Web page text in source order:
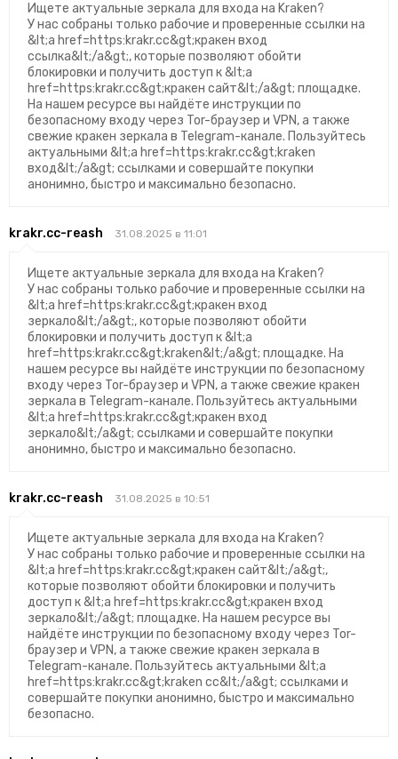
Ищете актуальные зеркала для входа на Kraken?
У нас собраны только рабочие и проверенные ссылки на
&lt;a href=https:krakr.cc&gt;кракен вход
ссылка&lt;/a&gt;, которые позволяют обойти
блокировки и получить доступ к &lt;a
href=https:krakr.cc&gt;кракен сайт&lt;/a&gt; площадке.
На нашем ресурсе вы найдёте инструкции по
безопасному входу через Tor-браузер и VPN, а также
свежие кракен зеркала в Telegram-канале. Пользуйтесь
актуальными &lt;a href=https:krakr.cc&gt;kraken
вход&lt;/a&gt; ссылками и совершайте покупки
анонимно, быстро и максимально безопасно.
krakr.cc-reash 31.08.2025 в 11:01
Ищете актуальные зеркала для входа на Kraken?
У нас собраны только рабочие и проверенные ссылки на
&lt;a href=https:krakr.cc&gt;кракен вход
зеркало&lt;/a&gt;, которые позволяют обойти
блокировки и получить доступ к &lt;a
href=https:krakr.cc&gt;kraken&lt;/a&gt; площадке. На
нашем ресурсе вы найдёте инструкции по безопасному
входу через Tor-браузер и VPN, а также свежие кракен
зеркала в Telegram-канале. Пользуйтесь актуальными
&lt;a href=https:krakr.cc&gt;кракен вход
зеркало&lt;/a&gt; ссылками и совершайте покупки
анонимно, быстро и максимально безопасно.
krakr.cc-reash 31.08.2025 в 10:51
Ищете актуальные зеркала для входа на Kraken?
У нас собраны только рабочие и проверенные ссылки на
&lt;a href=https:krakr.cc&gt;кракен сайт&lt;/a&gt;,
которые позволяют обойти блокировки и получить
доступ к &lt;a href=https:krakr.cc&gt;кракен вход
зеркало&lt;/a&gt; площадке. На нашем ресурсе вы
найдёте инструкции по безопасному входу через Tor-
браузер и VPN, а также свежие кракен зеркала в
Telegram-канале. Пользуйтесь актуальными &lt;a
href=https:krakr.cc&gt;kraken cc&lt;/a&gt; ссылками и
совершайте покупки анонимно, быстро и максимально
безопасно.